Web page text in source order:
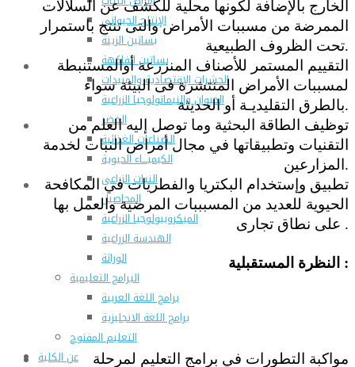
الإنتاج الحيواني
بساتين الزينة
بساتين الفاكهة
الحشرات الإقتصادية والمبيدات
الحيوان والنيماتولوجيا الزراعية
الخضر
الصناعات الغذائية
الكيميـــاء الحيوية
النبات الزراعى
المحاصيل
الميكروبيولوجيا الزراعية
الهندسة الزراعية
الوراثة
البرامج التعليمية
برامج اللغة العربية
برامج اللغة الانجليزية
التعليم المفتوح
عن الكلية
الخارج بالإضافة لكونها محلية للكشف عن السلالات
الممرضة من مسببات الأمراض والتى تنتج باستمرار
تحت الظروف الطبيعية.
التقييم المستمر للأصناف المنزرعة أوالمستنبطة
لمسببات الأمراض المنتشرة فى البيئة سواء
بالطرق التقليديـة أو الحديثة.
توظيف الطاقة البحثية وما توصل إليه العلم من
التقنيات وتطبيقاتها في مجال أمراض النبات لخدمة
المزارعين.
تطبيق وإستخدام البكتريا والفطريات في المكافحة
الحيوية للعديد من المسبببات المرضية والعمل بها
على نطاق تجارى .
النظرة المستقبلية :
مواكبة التطورات في برامج التعليم لمرحلة